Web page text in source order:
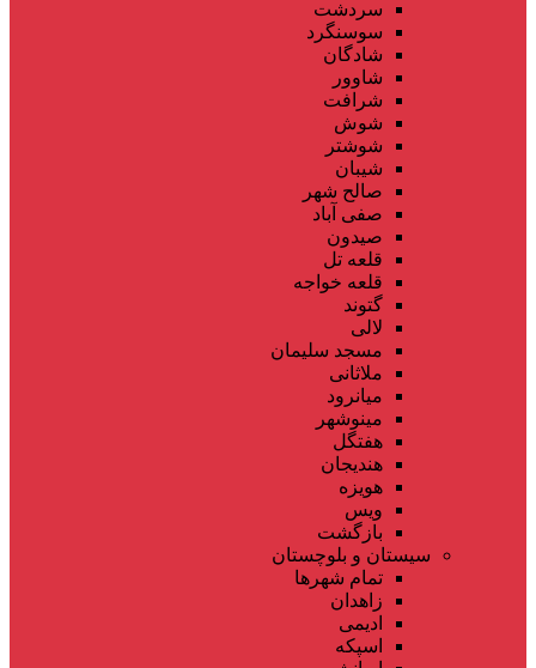
سردشت
سوسنگرد
شادگان
شاوور
شرافت
شوش
شوشتر
شیبان
صالح شهر
صفی آباد
صیدون
قلعه تل
قلعه خواجه
گتوند
لالی
مسجد سلیمان
ملاثانی
میانرود
مینوشهر
هفتگل
هندیجان
هویزه
ویس
بازگشت
سیستان و بلوچستان
تمام شهر‌ها
زاهدان
ادیمی
اسپکه